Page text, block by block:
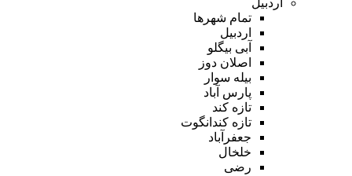
تمام شهر‌ها
اردبیل
آبی بیگلو
اصلان دوز
بیله سوار
پارس آباد
تازه کند
تازه کندانگوت
جعفرآباد
خلخال
رضی